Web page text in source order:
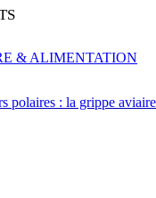
polaires : la grippe
& ALIMENTATION